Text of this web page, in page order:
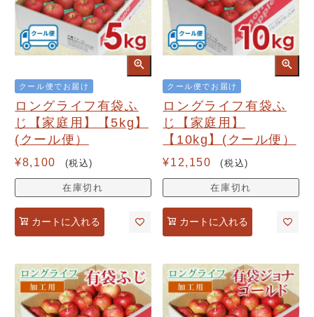
クール便でお届け
ロングライフ有袋ふ
じ【家庭用】【5kg】
(クール便）
¥8,100 税込
在庫切れ
カートに入れる
クール便でお届け
ロングライフ有袋ふ
じ【家庭用】
【10kg】(クール便）
¥12,150 税込
在庫切れ
カートに入れる